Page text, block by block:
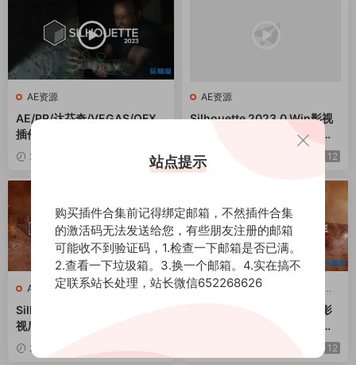
AE资源
AE/PR/达芬奇/VEGAS/OFX
插件Silhouette 2023.0.1 CE
一键安装版 Win影视后期ROT
O跟踪抠像合成软件
2023-06-25 12
AE资源
Silhouette 2023.0 Win影视
后期ROTO跟踪抠像合成软件
AE/PR/达芬奇/VEGAS/OFX
插件
2023-04-27 12
AE资源·PR资源· 其他资源 · 达
芬奇资源
Silhouette 2022.5.5 Win影
视后期ROTO跟踪抠像合成软
件AE/PR/达芬奇/VEGAS/OF
X插件
2023-01-03
AE资源·PR资源
达
Silhouette 2022.5.4 Win影
视后期ROTO跟踪抠像合成软
件AE/PR/达芬奇/VEGAS/OF
X插件
12
站点提示
购买插件合集前记得绑定邮箱，不然插件合集
的激活码无法发送给您，有些朋友注册的邮箱
可能收不到验证码，1.检查一下邮箱是否已满。
2.查看一下垃圾箱。3.换一个邮箱。4.实在搞不
定联系站长处理，站长微信652268626